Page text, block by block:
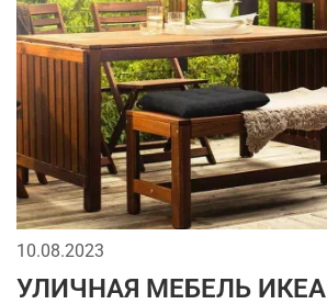
10.08.2023
УЛИЧНАЯ МЕБЕЛЬ ИКЕА